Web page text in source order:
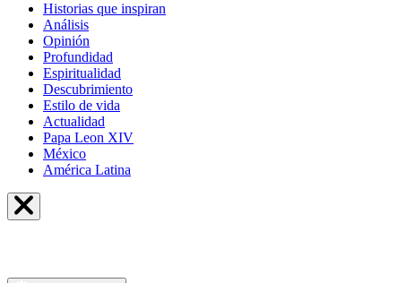
Historias que inspiran
Análisis
Opinión
Profundidad
Espiritualidad
Descubrimiento
Estilo de vida
Actualidad
Papa Leon XIV
México
América Latina